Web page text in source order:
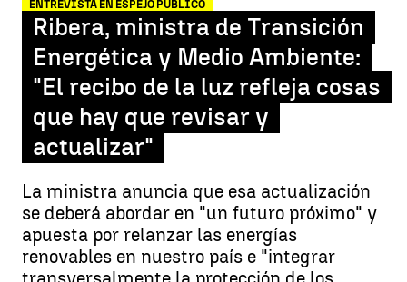
ENTREVISTA EN ESPEJO PÚBLICO
Ribera, ministra de Transición
Energética y Medio Ambiente:
"El recibo de la luz refleja cosas
que hay que revisar y
actualizar"
La ministra anuncia que esa actualización
se deberá abordar en "un futuro próximo" y
apuesta por relanzar las energías
renovables en nuestro país e "integrar